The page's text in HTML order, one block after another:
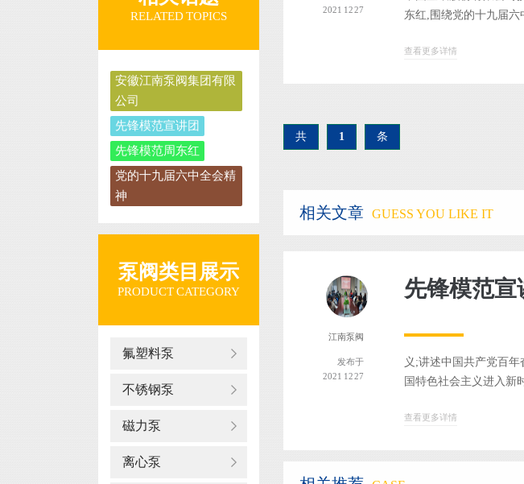
RELATED TOPICS
安徽江南泵阀集团有限
公司
先锋模范宣讲团
先锋模范周东红
党的十九届六中全会精
神
泵阀类目展示
PRODUCT CATEGORY
氟塑料泵
不锈钢泵
磁力泵
离心泵
2021 12 27
东红,围绕党的十九届
查看更多详情
共 1 条
相关文章 GUESS YOU LIKE IT
江南泵阀
发布于
2021 12 27
义;讲述中国共产党百
国特色社会主义进入新
查看更多详情